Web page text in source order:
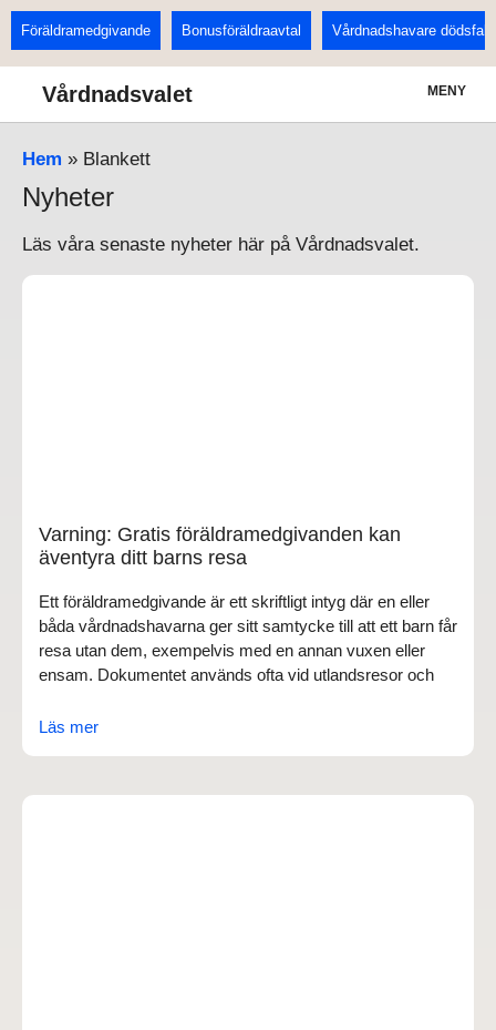
Föräldramedgivande Bonusföräldraavtal Vårdnadshavare dödsfall
Vårdnadsvalet MENY
Hem » Blankett
Nyheter
Läs våra senaste nyheter här på Vårdnadsvalet.
Varning: Gratis föräldramedgivanden kan
äventyra ditt barns resa
Ett föräldramedgivande är ett skriftligt intyg där en eller
båda vårdnadshavarna ger sitt samtycke till att ett barn får
resa utan dem, exempelvis med en annan vuxen eller
ensam. Dokumentet används ofta vid utlandsresor och
Läs mer